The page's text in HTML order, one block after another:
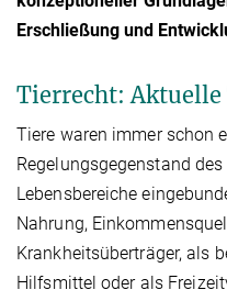
Erschließung und
Tierrecht: Aktuelle
Tiere waren immer schon
Regelungsgegenstand
Lebensbereiche
Nahrung,
Krankheitsüberträger, als
Hilfsmittel oder als